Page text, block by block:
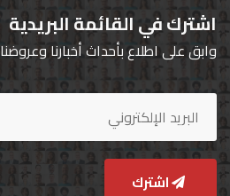
اشترك في القائمة البريدية
وابق على اطلاع بأحداث أخبارنا وعروضنا
اشترك